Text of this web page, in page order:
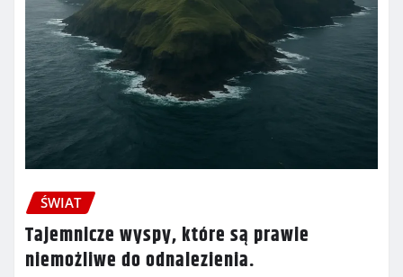
ŚWIAT
Tajemnicze wyspy, które są prawie
niemożliwe do odnalezienia.